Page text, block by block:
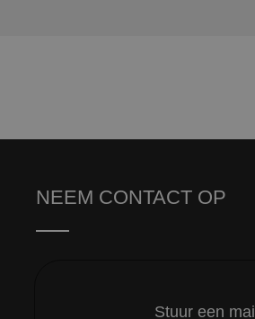
NEEM CONTACT OP
Stuur een mail